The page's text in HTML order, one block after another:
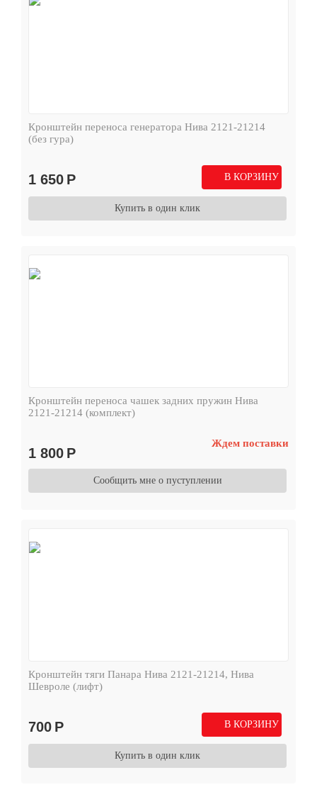
Кронштейн переноса генератора Нива 2121-21214
(без гура)
1 650 Р В КОРЗИНУ
Купить в один клик
Кронштейн переноса чашек задних пружин Нива
2121-21214 (комплект)
1 800 Р
Ждем поставки
Сообщить мне о пуступлении
Кронштейн тяги Панара Нива 2121-21214, Нива
Шевроле (лифт)
700 Р В КОРЗИНУ
Купить в один клик